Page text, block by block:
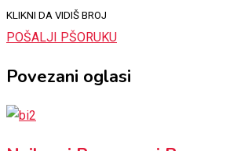
KLIKNI DA VIDIŠ BROJ
POŠALJI PŠORUKU
Povezani oglasi